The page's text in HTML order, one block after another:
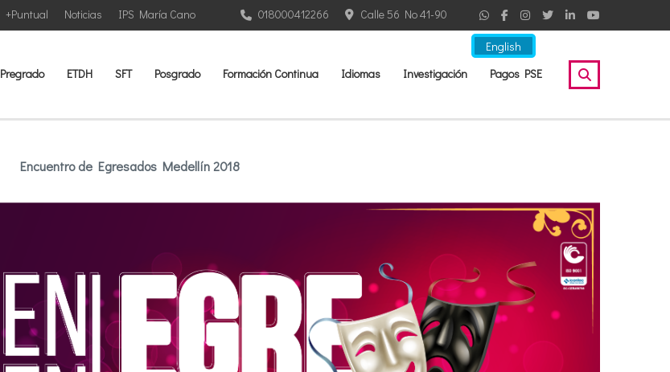
English
IPS María Cano
Noticias
+Puntual Calle 56 No 41-90
018000412266
Pregrado ETDH SFT Posgrado Formación Continua Idiomas Investigación Pagos PSE
Encuentro de Egresados Medellín 2018